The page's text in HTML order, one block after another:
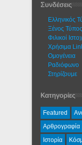
Συνδέσεις
Ελληνικός
Ξένος Τύπος
Φιλικοί
Χρήσιμα
Ομογένεια
Ραδιόφωνο
Στηρίζουμε
Κατηγορίες
Featured
Αρθρογραφία
Ιστορία